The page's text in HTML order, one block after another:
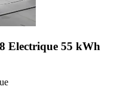
Electrique 55 kWh